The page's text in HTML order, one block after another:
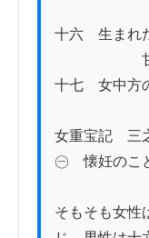
細
十六　生まれ
甘いも
十七　女中方
女重宝記　三
㊀　懐妊のこ
そもそも女性